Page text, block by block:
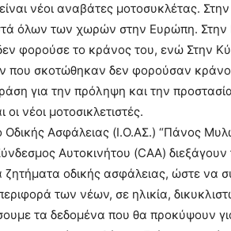
νέοι αναβάτες μοτοσυκλέτας.
όλων των χωρών στην Ευρώπη. Στην
φορούσε το κράνος του, ενώ Στην
σκοτώθηκαν δεν φορούσαν
για την πρόληψη και την
οι νέοι μοτοσικλετιστές.
Οδικής Ασφάλειας (Ι.Ο.ΑΣ.) “Πάνος
Αυτοκινήτου (CAA)
οδικής ασφάλειας, ώστε να
των νέων, σε ηλικία,
τα δεδομένα που θα προκύψουν